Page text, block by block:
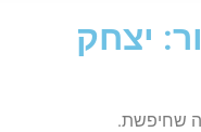
יצחק
שחיפשת.